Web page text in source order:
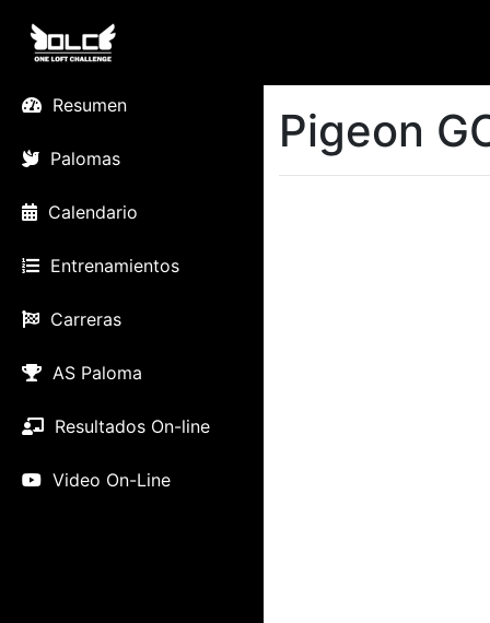
Resumen
Palomas
Calendario
Entrenamientos
Carreras
AS Paloma
Resultados On-line
Video On-Line
Pigeon